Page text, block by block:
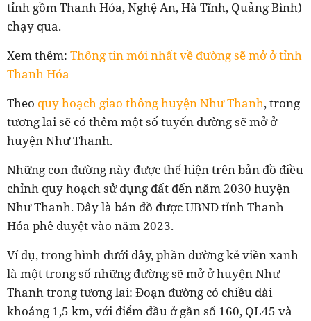
tỉnh gồm Thanh Hóa, Nghệ An, Hà Tĩnh, Quảng Bình)
chạy qua.
Xem thêm: Thông tin mới nhất về đường sẽ mở ở tỉnh
Thanh Hóa
Theo quy hoạch giao thông huyện Như Thanh, trong
tương lai sẽ có thêm một số tuyến đường sẽ mở ở
huyện Như Thanh.
Những con đường này được thể hiện trên bản đồ điều
chỉnh quy hoạch sử dụng đất đến năm 2030 huyện
Như Thanh. Đây là bản đồ được UBND tỉnh Thanh
Hóa phê duyệt vào năm 2023.
Ví dụ, trong hình dưới đây, phần đường kẻ viền xanh
là một trong số những đường sẽ mở ở huyện Như
Thanh trong tương lai: Đoạn đường có chiều dài
khoảng 1,5 km, với điểm đầu ở gần số 160, QL45 và